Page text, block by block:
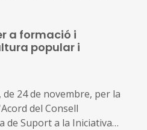
i creació d'elements
de les colles de
per a l'any 2026 (ref. BDNS
a formació i
popular i
24 de novembre, per la
del Consell
de Suport a la Iniciativa